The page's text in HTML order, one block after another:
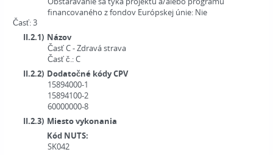
financovaného z fondov Európskej únie: Nie
Časť: 3
II.2.1) Názov
Časť C - Zdravá strava
Časť č.:C
II.2.2) Dodatočné kódy CPV
15894000-1
15894100-2
60000000-8
II.2.3) Miesto vykonania
Kód NUTS:
SK042